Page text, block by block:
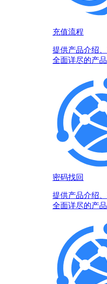
充值流程
提供产品介绍
全面详尽的产
密码找回
提供产品介绍
全面详尽的产